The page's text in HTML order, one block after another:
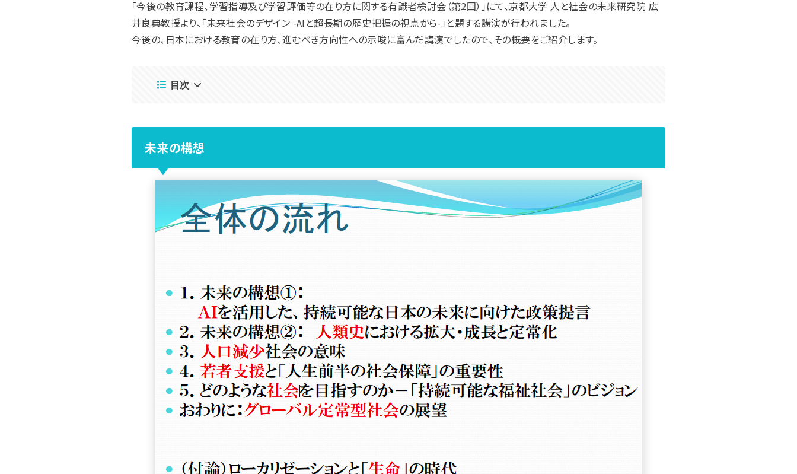
「今後の教育課程、学習指導及び学習評価等の在り方に関する有識者検討会（第2回）」にて、京都大学 人と社会の未来研究院 広
井良典教授より、「未来社会のデザイン -AIと超長期の歴史把握の視点から-」と題する講演が行われました。
今後の、日本における教育の在り方、進むべき方向性への示唆に富んだ講演でしたので、その概要をご紹介します。
目次
未来の構想